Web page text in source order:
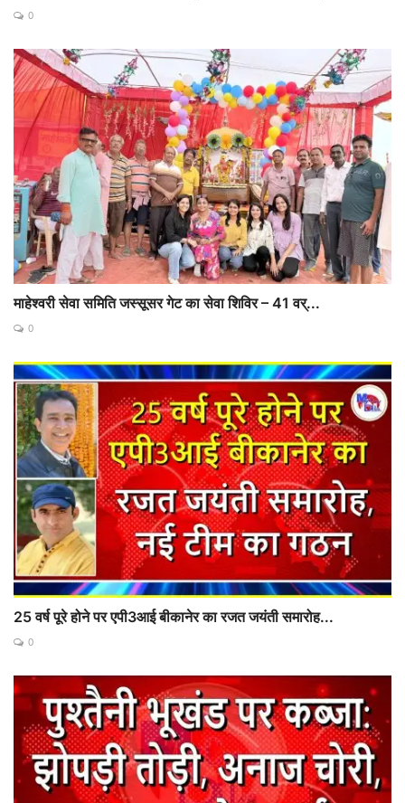
0
माहेश्वरी सेवा समिति जस्सूसर गेट का सेवा शिविर – 41 वर्...
0
25 वर्ष पूरे होने पर एपी3आई बीकानेर का रजत जयंती समारोह...
0